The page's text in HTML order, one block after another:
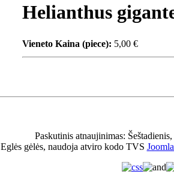
Helianthus
Vieneto Kaina (piece): 5,00 €
Paskutinis atnaujinimas:
Eglės gėlės, naudoja atviro kodo TVS